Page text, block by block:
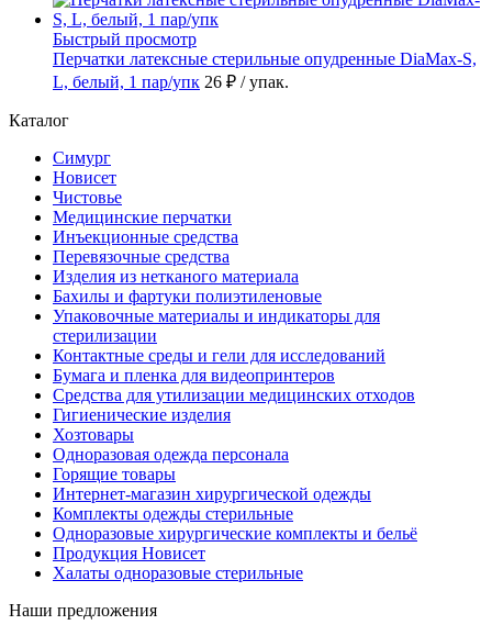
Быстрый просмотр
Перчатки латексные стерильные опудренные DiaMax-S,
L, белый, 1 пар/упк 26 ₽ / упак.
Каталог
Симург
Новисет
Чистовье
Медицинские перчатки
Инъекционные средства
Перевязочные средства
Изделия из нетканого материала
Бахилы и фартуки полиэтиленовые
Упаковочные материалы и индикаторы для
стерилизации
Контактные среды и гели для исследований
Бумага и пленка для видеопринтеров
Средства для утилизации медицинских отходов
Гигиенические изделия
Хозтовары
Одноразовая одежда персонала
Горящие товары
Интернет-магазин хирургической одежды
Комплекты одежды стерильные
Одноразовые хирургические комплекты и бельё
Продукция Новисет
Халаты одноразовые стерильные
Наши предложения